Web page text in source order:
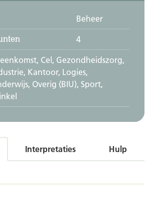
Beheer
4
Cel, Gezondheidszorg,
Kantoor, Logies,
Overig (BIU), Sport,
Interpretaties Hulp